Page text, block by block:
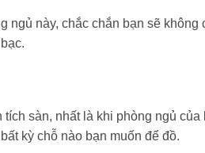
ngủ này, chắc chắn bạn sẽ không
sàn, nhất là khi phòng ngủ
kỳ chỗ nào bạn muốn để đồ.